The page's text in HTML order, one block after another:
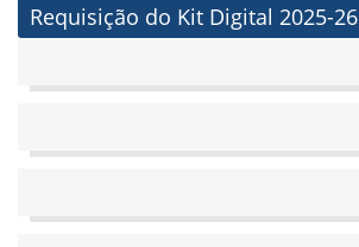
Requisição do Kit Digital 2025-26